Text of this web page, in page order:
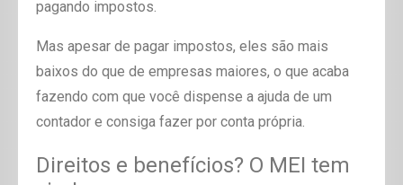
pagando impostos.
Mas apesar de pagar impostos, eles são mais
baixos do que de empresas maiores, o que acaba
fazendo com que você dispense a ajuda de um
contador e consiga fazer por conta própria.
Direitos e benefícios? O MEI tem